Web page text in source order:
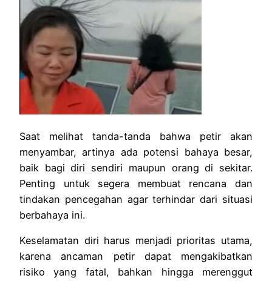
Saat melihat tanda-tanda bahwa petir akan
menyambar, artinya ada potensi bahaya besar,
baik bagi diri sendiri maupun orang di sekitar.
Penting untuk segera membuat rencana dan
tindakan pencegahan agar terhindar dari situasi
berbahaya ini.
Keselamatan diri harus menjadi prioritas utama,
karena ancaman petir dapat mengakibatkan
risiko yang fatal, bahkan hingga merenggut